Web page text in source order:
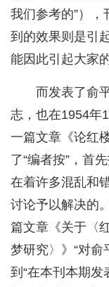
我们参考的”）
到的效果则是引
能因此引起大家
而发表了俞
志，也在1954年
一篇文章《论红
了“编者按”，首
在着许多混乱和
讨论予以解决的
篇文章《关于〈
梦研究〉》“对俞
到“在本刊本期